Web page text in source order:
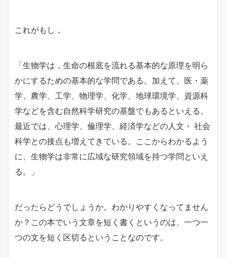
これがもし，
「生物学は，生命の根底を流れる基本的な原理を明ら
かにするための基本的な学問である。加えて、医・薬
学、農学、工学、物理学、化学、地球環境学、資源科
学などを含む自然科学研究の基盤でもあるといえる。
最近では、心理学、倫理学、経済学などの人文・ 社会
科学との接点も増えてきている。ここからわかるよう
に、生物学は非常に広域な研究領域を持つ学問といえ
る。」
だったらどうでしょうか。わかりやすくなってません
か？この本でいう文章を短く書くというのは、一つ一
つの文を短く区切るということなのです。